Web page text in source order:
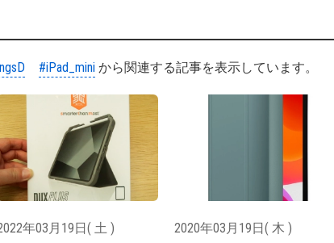
#iPad_mini から関連する記事を表示しています。
年03月19日( 土 ) 2020年03月19日( 木 )